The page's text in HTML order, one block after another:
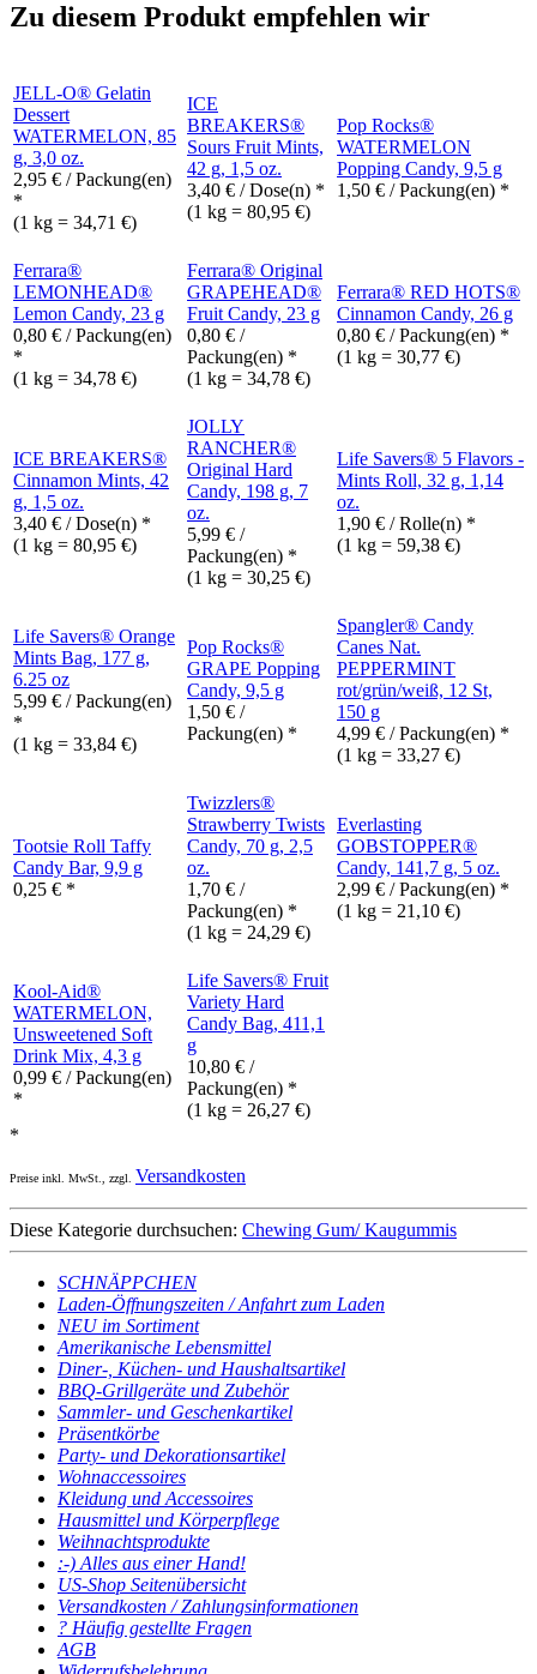
Zu diesem Produkt empfehlen wir
JELL-O® Gelatin
Dessert
WATERMELON, 85
g, 3,0 oz.
2,95 € / Packung(en)
*
(1 kg = 34,71 €)
ICE
BREAKERS®
Sours Fruit Mints,
42 g, 1,5 oz.
3,40 € / Dose(n) *
(1 kg = 80,95 €)
Pop Rocks®
WATERMELON
Popping Candy, 9,5 g
1,50 € / Packung(en) *
Ferrara®
LEMONHEAD®
Lemon Candy, 23 g
0,80 € / Packung(en)
*
(1 kg = 34,78 €)
Ferrara® Original
GRAPEHEAD®
Fruit Candy, 23 g
0,80 € /
Packung(en) *
(1 kg = 34,78 €)
Ferrara® RED HOTS®
Cinnamon Candy, 26 g
0,80 € / Packung(en) *
(1 kg = 30,77 €)
ICE BREAKERS®
Cinnamon Mints, 42
g, 1,5 oz.
3,40 € / Dose(n) *
(1 kg = 80,95 €)
JOLLY
RANCHER®
Original Hard
Candy, 198 g, 7
oz.
5,99 € /
Packung(en) *
(1 kg = 30,25 €)
Life Savers® 5 Flavors -
Mints Roll, 32 g, 1,14
oz.
1,90 € / Rolle(n) *
(1 kg = 59,38 €)
Life Savers® Orange
Mints Bag, 177 g,
6.25 oz
5,99 € / Packung(en)
*
(1 kg = 33,84 €)
Pop Rocks®
GRAPE Popping
Candy, 9,5 g
1,50 € /
Packung(en) *
Spangler® Candy
Canes Nat.
PEPPERMINT
rot/grün/weiß, 12 St,
150 g
4,99 € / Packung(en) *
(1 kg = 33,27 €)
Tootsie Roll Taffy
Candy Bar, 9,9 g
0,25 € *
Twizzlers®
Strawberry Twists
Candy, 70 g, 2,5
oz.
1,70 € /
Packung(en) *
(1 kg = 24,29 €)
Everlasting
GOBSTOPPER®
Candy, 141,7 g, 5 oz.
2,99 € / Packung(en) *
(1 kg = 21,10 €)
Kool-Aid®
WATERMELON,
Unsweetened Soft
Drink Mix, 4,3 g
0,99 € / Packung(en)
*
Life Savers® Fruit
Variety Hard
Candy Bag, 411,1
g
10,80 € /
Packung(en) *
(1 kg = 26,27 €)
*
Preise inkl. MwSt., zzgl. Versandkosten
Diese Kategorie durchsuchen: Chewing Gum/ Kaugummis
SCHNÄPPCHEN
Laden-Öffnungszeiten / Anfahrt zum Laden
NEU im Sortiment
Amerikanische Lebensmittel
Diner-, Küchen- und Haushaltsartikel
BBQ-Grillgeräte und Zubehör
Sammler- und Geschenkartikel
Präsentkörbe
Party- und Dekorationsartikel
Wohnaccessoires
Kleidung und Accessoires
Hausmittel und Körperpflege
Weihnachtsprodukte
:-) Alles aus einer Hand!
US-Shop Seitenübersicht
Versandkosten / Zahlungsinformationen
? Häufig gestellte Fragen
AGB